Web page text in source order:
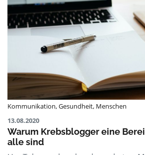
Kommunikation,Gesundheit, Menschen
13.08.2020
Warum Krebsblogger eine
alle sind